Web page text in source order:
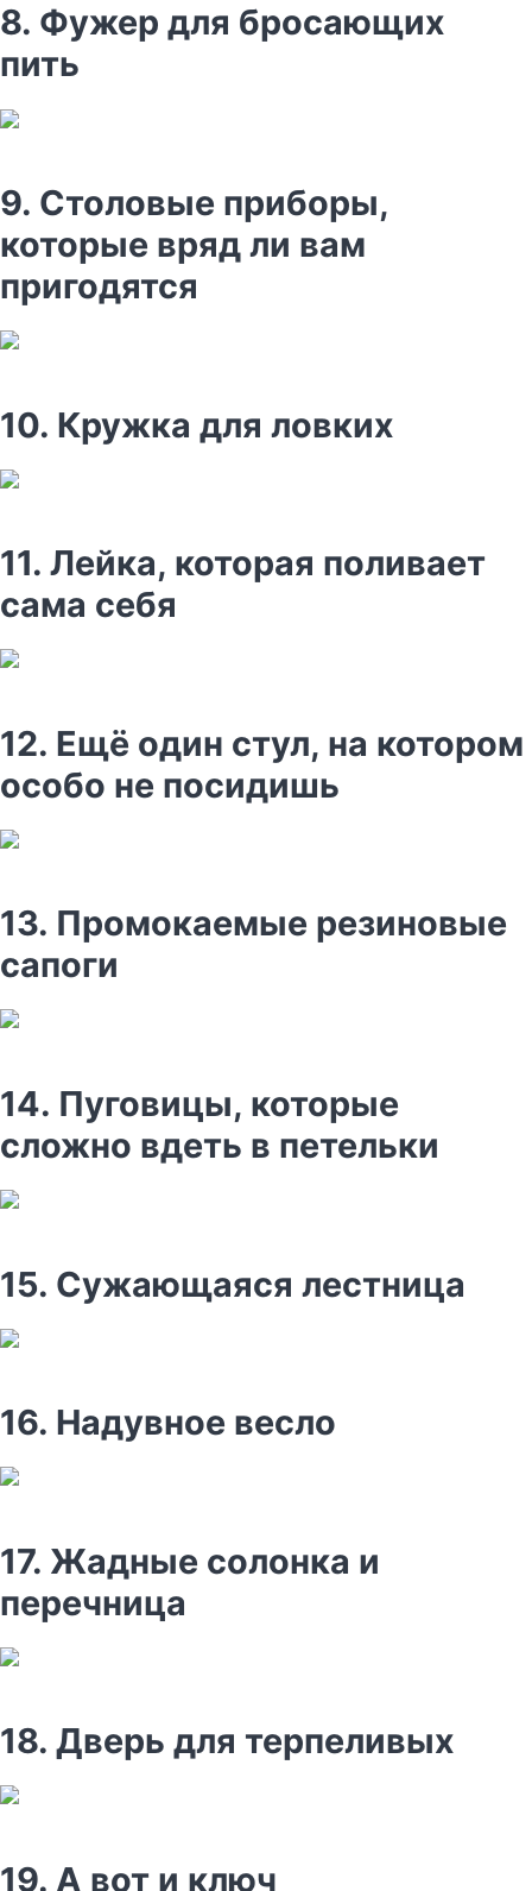
8. Фужер для бросающих
пить
9. Столовые приборы,
которые вряд ли вам
пригодятся
10. Кружка для ловких
11. Лейка, которая поливает
сама себя
12. Ещё один стул, на котором
особо не посидишь
13. Промокаемые резиновые
сапоги
14. Пуговицы, которые
сложно вдеть в петельки
15. Сужающаяся лестница
16. Надувное весло
17. Жадные солонка и
перечница
18. Дверь для терпеливых
19. А вот и ключ